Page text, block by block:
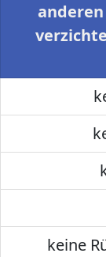
keine